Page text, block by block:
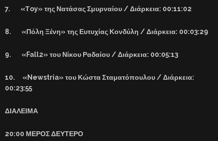
7. «Τoy» της Νατάσας Σμυρναίου / Διάρκεια: 00:11:02
8. «Πόλη Ξένη» της Ευτυχίας Κονδύλη / Διάρκεια: 00:03:29
9. «Fall2» του Νίκου Ραδαίου / Διάρκεια: 00:05:13
10. «Newstria» του Κώστα Σταματόπουλου / Διάρκεια:
00:23:55
ΔΙΑΛΕΙΜΑ
20:00 ΜΕΡΟΣ ΔΕΥΤΕΡΟ